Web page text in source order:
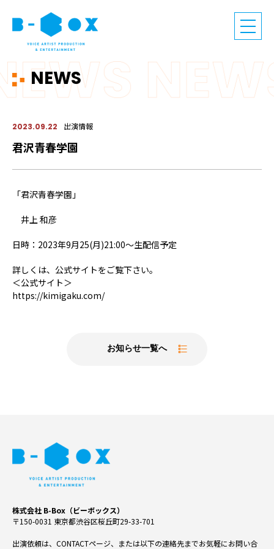
NEWS
2023.09.22 出演情報
君沢青春学園
「君沢青春学園」
井上 和彦
日時：2023年9月25(月)21:00～生配信予定
詳しくは、公式サイトをご覧下さい。
＜公式サイト＞
https://kimigaku.com/
お知らせ一覧へ
株式会社 B-Box（ビーボックス）
〒150-0031 東京都渋谷区桜丘町29-33-701
出演依頼は、CONTACTページ、または以下の連絡先までお気軽にお問い合